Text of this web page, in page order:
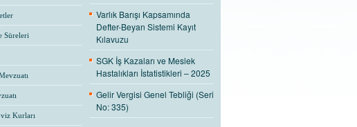
Süreleri
Kurları
Varlık Barışı Kapsamında
Defter-Beyan Sistemi Kayıt
Kılavuzu
SGK İş Kazaları ve Meslek
Hastalıkları İstatistikleri – 2025
Gelir Vergisi Genel Tebliği (Seri
No: 335)